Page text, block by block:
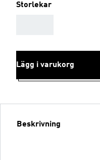
Storlekar
Lägg i varukorg
Beskrivning